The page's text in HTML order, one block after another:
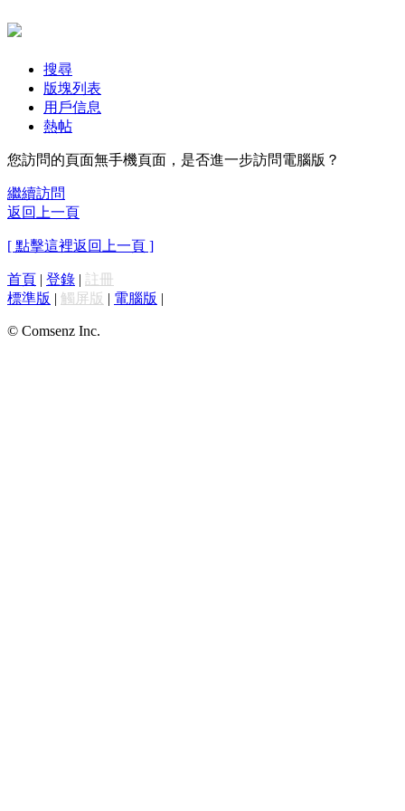
搜尋
版塊列表
用戶信息
熱帖
您訪問的頁面無手機頁面，是否進一步訪問電腦版？
繼續訪問
返回上一頁
[ 點擊這裡返回上一頁 ]
首頁 | 登錄 | 註冊
標準版 | 觸屏版 | 電腦版 |
© Comsenz Inc.